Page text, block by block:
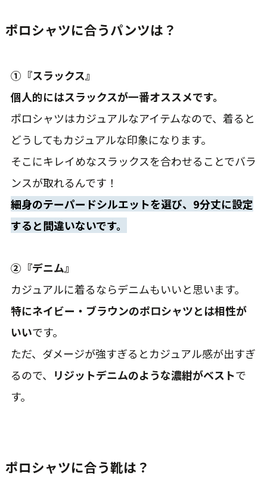
ポロシャツに合うパンツは？
①『スラックス』
個人的にはスラックスが一番オススメです。
ポロシャツはカジュアルなアイテムなので、着ると
どうしてもカジュアルな印象になります。
そこにキレイめなスラックスを合わせることでバラ
ンスが取れるんです！
細身のテーパードシルエットを選び、9分丈に設定
すると間違いないです。
②『デニム』
カジュアルに着るならデニムもいいと思います。
特にネイビー・ブラウンのポロシャツとは相性が
いいです。
ただ、ダメージが強すぎるとカジュアル感が出すぎ
るので、 リジットデニムのような濃紺がベストで
す。
ポロシャツに合う靴は？